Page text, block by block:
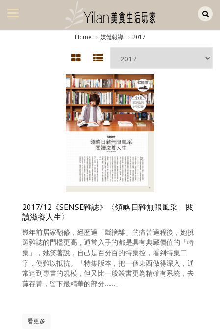
美食集
享樂隨手拍
照相簿
影音區
創意出版服務
Home 媒體報導 2017
2017/12《SENSE雜誌》〈領略日雜無限風采 閱
讀滋養人生〉
幾年前居家翻修，經歷過「斷捨離」的痛苦過程後，她挑
選雜誌的門檻更高，通常入手的都是具有典藏價值的「特
集」，她笑著說，自己是百分百的特集控，看到特集二
字，便難以抵抗。「特集版本，把一個東西做得深入，通
常達到專書的規模，但又比一般叢書更為精確有系統，去
蕪存菁，留下最精華的部分……」
看更多